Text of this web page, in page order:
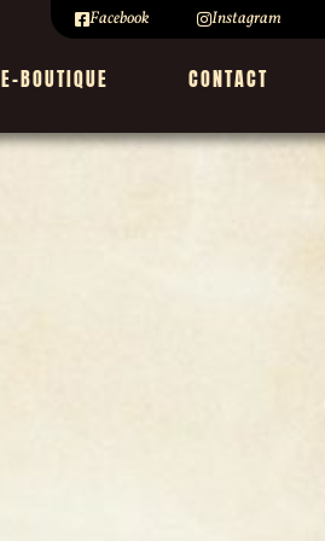
Facebook Instagram
E-BOUTIQUE CONTACT